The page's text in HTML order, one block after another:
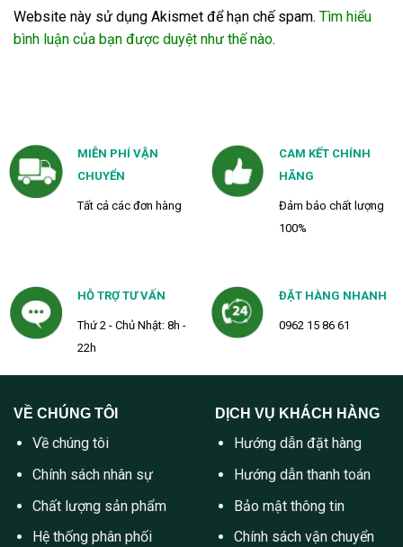
Website này sử dụng Akismet để hạn chế spam. Tìm hiểu
bình luận của bạn được duyệt như thế nào.
MIỄN PHÍ VẬN
CHUYỂN
Tất cả các đơn hàng
CAM KẾT CHÍNH
HÃNG
Đảm bảo chất lượng
100%
HỖ TRỢ TƯ VẤN
Thứ 2 - Chủ Nhật: 8h -
22h
ĐẶT HÀNG NHANH
0962 15 86 61
VỀ CHÚNG TÔI
Về chúng tôi
Chính sách nhân sự
Chất lượng sản phẩm
Hệ thống phân phối
DỊCH VỤ KHÁCH HÀNG
Hướng dẫn đặt hàng
Hướng dẫn thanh toán
Bảo mật thông tin
Chính sách vận chuyển